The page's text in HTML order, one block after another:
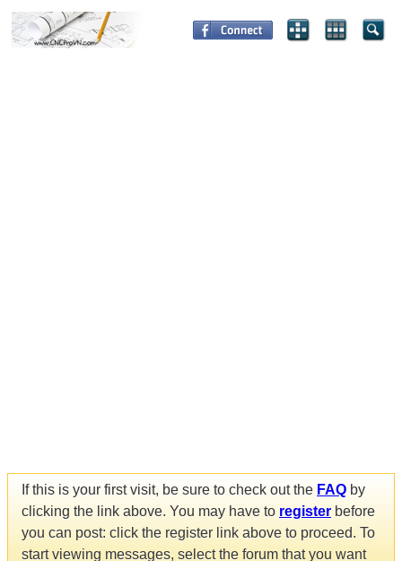
If this is your first visit, be sure to check out the FAQ by
clicking the link above. You may have to register before
you can post: click the register link above to proceed. To
start viewing messages, select the forum that you want